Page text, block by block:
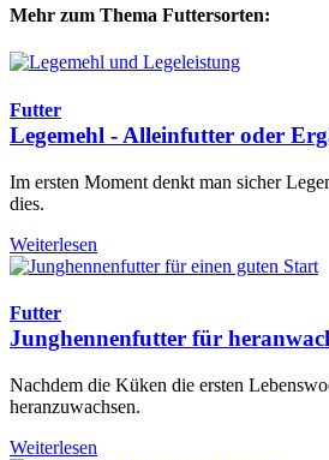
Mehr zum Thema Futtersorten:
Futter
Legemehl - Alleinfutter oder
Im ersten Moment denkt man sicher
dies.
Weiterlesen
Futter
Junghennenfutter für
Nachdem die Küken die ersten
heranzuwachsen.
Weiterlesen